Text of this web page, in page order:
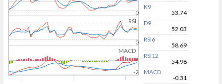
RSI
MACD
0
0
-2
K9
53.74
D9
52.03
RSI6
58.69
RSI12
54.98
MACD
-0.31